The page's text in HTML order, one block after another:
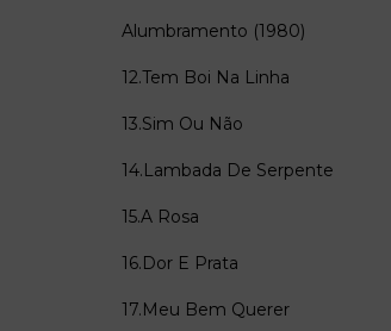
Alumbramento (1980)
12.Tem Boi Na Linha
13.Sim Ou Não
14.Lambada De Serpente
15.A Rosa
16.Dor E Prata
17.Meu Bem Querer